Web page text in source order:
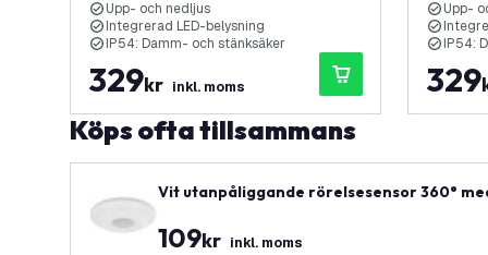
Upp- och nedljus
Integrerad LED-belysning
IP54: Damm- och stänksäker
329kr inkl. moms
Upp-
IP54:
329
Köps ofta tillsammans
Vit utanpåliggande rörelsesensor 360°
109kr inkl. moms